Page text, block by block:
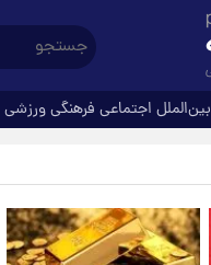
بین‌الملل اجتماعی فرهنگیورزشی